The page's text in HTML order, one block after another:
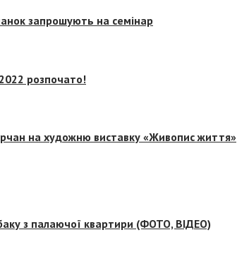
запрошують на семінар
розпочато!
на художню виставку «Живопис життя»
з палаючої квартири (ФОТО, ВІДЕО)